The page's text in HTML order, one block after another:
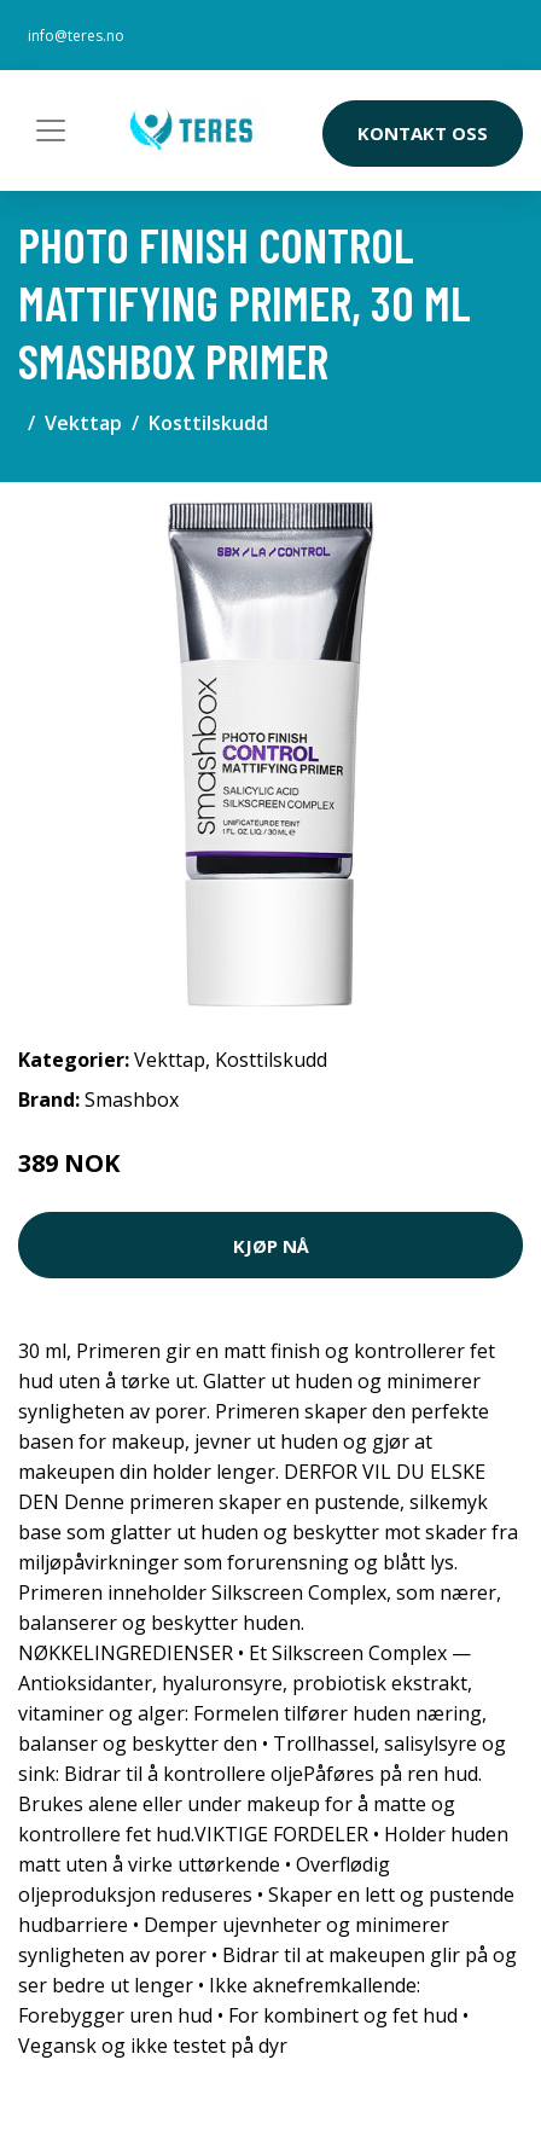
info@teres.no
KONTAKT OSS
PHOTO FINISH CONTROL
MATTIFYING PRIMER, 30 ML
SMASHBOX PRIMER
Vekttap Kosttilskudd
Kategorier:Vekttap, Kosttilskudd
Brand:Smashbox
389 NOK
KJØP NÅ
30 ml, Primeren gir en matt finish og kontrollerer fet
hud uten å tørke ut. Glatter ut huden og minimerer
synligheten av porer. Primeren skaper den perfekte
basen for makeup, jevner ut huden og gjør at
makeupen din holder lenger. DERFOR VIL DU ELSKE
DEN Denne primeren skaper en pustende, silkemyk
base som glatter ut huden og beskytter mot skader fra
miljøpåvirkninger som forurensning og blått lys.
Primeren inneholder Silkscreen Complex, som nærer,
balanserer og beskytter huden.
NØKKELINGREDIENSER • Et Silkscreen Complex —
Antioksidanter, hyaluronsyre, probiotisk ekstrakt,
vitaminer og alger: Formelen tilfører huden næring,
balanser og beskytter den • Trollhassel, salisylsyre og
sink: Bidrar til å kontrollere oljePåføres på ren hud.
Brukes alene eller under makeup for å matte og
kontrollere fet hud.VIKTIGE FORDELER • Holder huden
matt uten å virke uttørkende • Overflødig
oljeproduksjon reduseres • Skaper en lett og pustende
hudbarriere • Demper ujevnheter og minimerer
synligheten av porer • Bidrar til at makeupen glir på og
ser bedre ut lenger • Ikke aknefremkallende:
Forebygger uren hud • For kombinert og fet hud •
Vegansk og ikke testet på dyr